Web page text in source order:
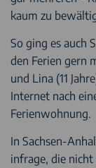
kaum zu
So ging es auch
den Ferien gern
und Lina (11
Internet nach
Ferienwohnung.
In Sachsen-
infrage, die